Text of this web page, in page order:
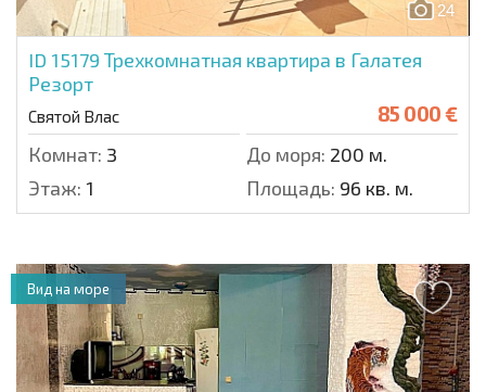
24
ID 15179 Трехкомнатная квартира в Галатея
Резорт
Святой Влас 85 000 €
Комнат: 3 До моря: 200 м.
Этаж: 1 Площадь: 96 кв. м.
Вид на море